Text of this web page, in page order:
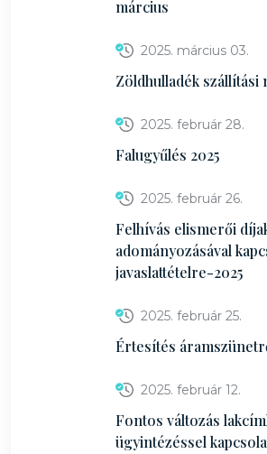
március
2025. március 03.
Zöldhulladék szállítási
2025. február 28.
Falugyűlés 2025
2025. február 26.
Felhívás elismerői
adományozásával
javaslattételre-2025
2025. február 25.
Értesítés
2025. február 12.
Fontos változás
ügyintézéssel